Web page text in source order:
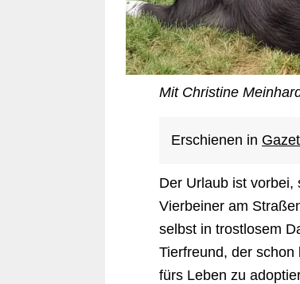
Mit Christine
Erschienen in
Der Urlaub ist vorbei,
Vierbeiner am
selbst in trostlosem
Tierfreund, der
fürs Leben zu